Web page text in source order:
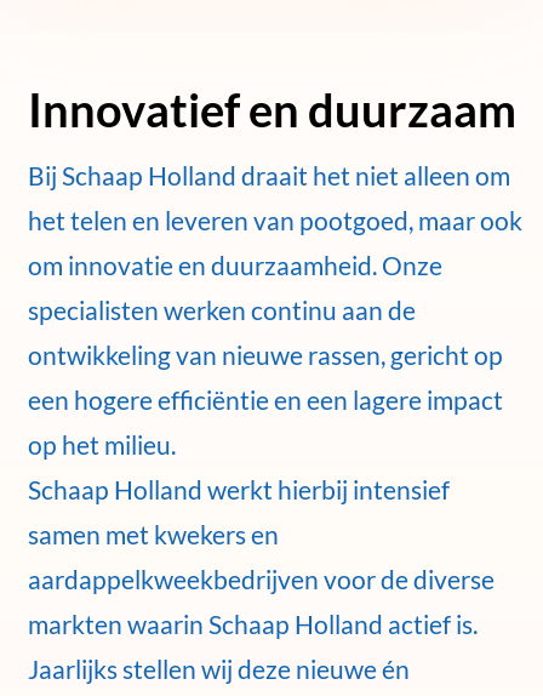
Innovatief en duurzaam
Bij Schaap Holland draait het niet alleen om
het telen en leveren van pootgoed, maar ook
om innovatie en duurzaamheid. Onze
specialisten werken continu aan de
ontwikkeling van nieuwe rassen, gericht op
een hogere efficiëntie en een lagere impact
op het milieu.
Schaap Holland werkt hierbij intensief
samen met kwekers en
aardappelkweekbedrijven voor de diverse
markten waarin Schaap Holland actief is.
Jaarlijks stellen wij deze nieuwe én